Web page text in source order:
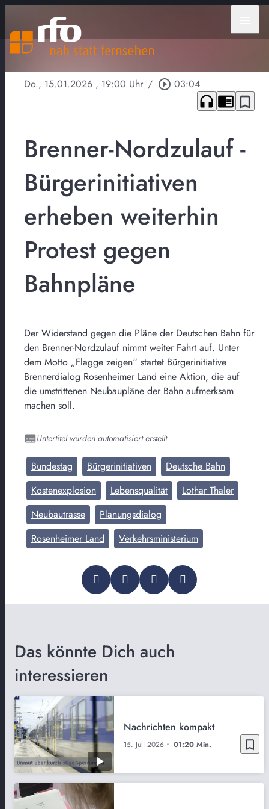
Do., 15.01.2026 , 19:00 Uhr / play_circle_outline 03:04
headphones chrome_reader_mode bookmark_border
Brenner-Nordzulauf -
Bürgerinitiativen
erheben weiterhin
Protest gegen
Bahnpläne
Der Widerstand gegen die Pläne der Deutschen Bahn für
den Brenner-Nordzulauf nimmt weiter Fahrt auf. Unter
dem Motto „Flagge zeigen“ startet Bürgerinitiative
Brennerdialog Rosenheimer Land eine Aktion, die auf
die umstrittenen Neubaupläne der Bahn aufmerksam
machen soll.
Untertitel wurden automatisiert erstellt
Bundestag Bürgerinitiativen
Deutsche Bahn
Kostenexplosion
Lebensqualität
Lothar Thaler
Neubautrasse
Planungsdialog
Rosenheimer Land
Verkehrsministerium
Das könnte Dich auch
interessieren
bookmark_border
15. Juli 2026 01:20 Min.
Nachrichten kompakt